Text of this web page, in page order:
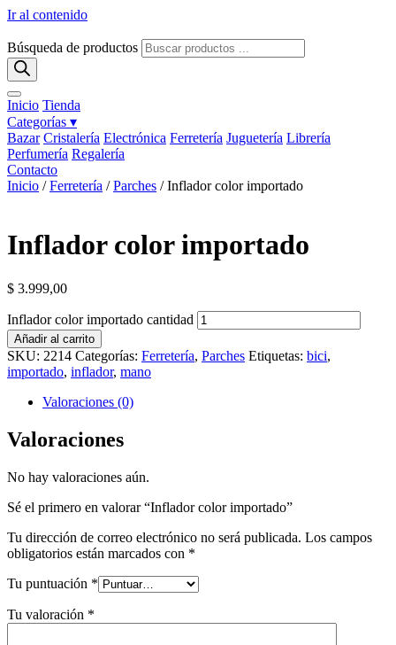
Ir al contenido
Búsqueda de productos
Inicio Tienda
Categorías ▾
Bazar Cristalería Electrónica Ferretería Juguetería Librería
Perfumería Regalería
Contacto
Inicio /Ferretería /Parches / Inflador color importado
Inflador color importado
$ 3.999,00
Inflador color importado cantidad
Añadir al carrito
SKU: 2214 Categorías: Ferretería, Parches Etiquetas: bici,
importado, inflador, mano
Valoraciones (0)
Valoraciones
No hay valoraciones aún.
Sé el primero en valorar “Inflador color importado”
Tu dirección de correo electrónico no será publicada. Los campos
obligatorios están marcados con *
Tu puntuación *
Tu valoración *